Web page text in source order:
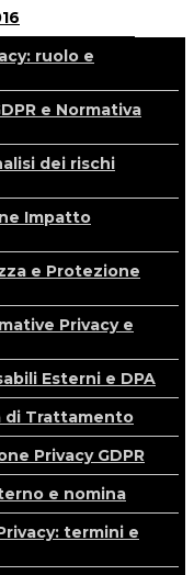
ruolo e
e Normativa
dei rischi
Impatto
e Protezione
Privacy e
Esterni e DPA
di Trattamento
Privacy GDPR
e nomina
termini e